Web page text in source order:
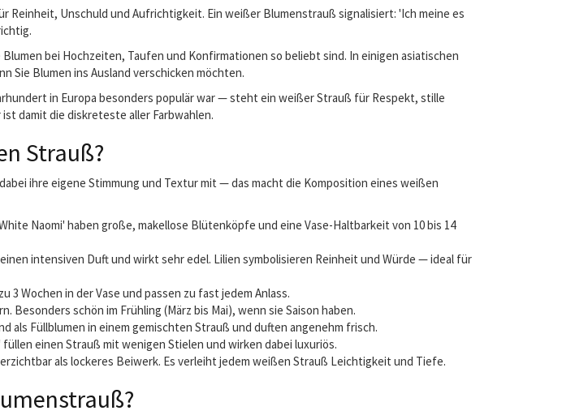
Unschuld und Aufrichtigkeit. Ein weißer Blumenstrauß signalisiert: 'Ich meine es
bei Hochzeiten, Taufen und Konfirmationen so beliebt sind. In einigen asiatischen
Sie Blumen ins Ausland verschicken möchten.
in Europa besonders populär war — steht ein weißer Strauß für Respekt, stille
damit die diskreteste aller Farbwahlen.
Strauß?
ihre eigene Stimmung und Textur mit — das macht die Komposition eines weißen
Naomi' haben große, makellose Blütenköpfe und eine Vase-Haltbarkeit von 10 bis 14
intensiven Duft und wirkt sehr edel. Lilien symbolisieren Reinheit und Würde — ideal für
Wochen in der Vase und passen zu fast jedem Anlass.
schön im Frühling (März bis Mai), wenn sie Saison haben.
als Füllblumen in einem gemischten Strauß und duften angenehm frisch.
einen Strauß mit wenigen Stielen und wirken dabei luxuriös.
als lockeres Beiwerk. Es verleiht jedem weißen Strauß Leichtigkeit und Tiefe.